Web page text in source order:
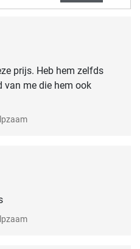
prijs. Heb hem zelfds
van me die hem ook